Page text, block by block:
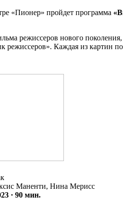
«Пионер» пройдет программа
режиссеров нового
режиссеров». Каждая из картин
Маненти, Нина Мерисс
· 90 мин.